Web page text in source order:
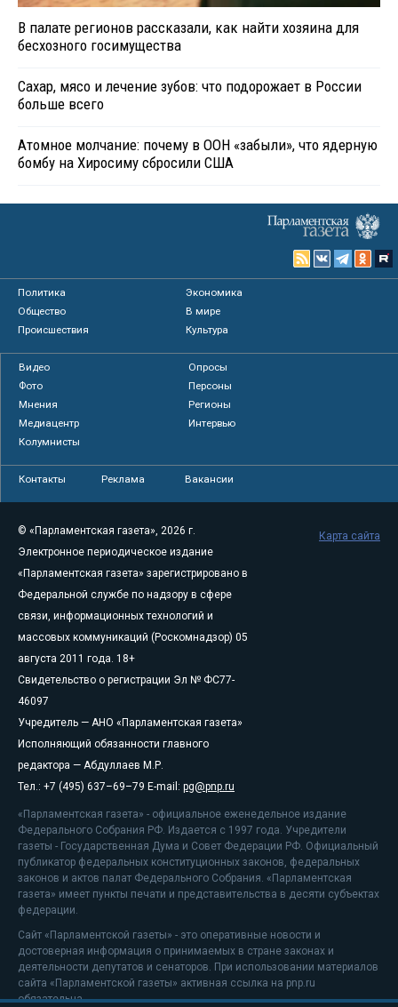
В палате регионов рассказали, как найти хозяина для
бесхозного госимущества
Сахар, мясо и лечение зубов: что подорожает в России
больше всего
Атомное молчание: почему в ООН «забыли», что ядерную
бомбу на Хиросиму сбросили США
Политика
Экономика
Общество
В мире
Происшествия
Культура
Видео
Опросы
Фото
Персоны
Мнения
Регионы
Медиацентр
Интервью
Колумнисты
Контакты Реклама Вакансии
© «Парламентская газета», 2026 г.
Электронное периодическое издание
«Парламентская газета» зарегистрировано в
Федеральной службе по надзору в сфере
связи, информационных технологий и
массовых коммуникаций (Роскомнадзор) 05
августа 2011 года. 18+
Свидетельство о регистрации Эл № ФС77-
46097
Учредитель — АНО «Парламентская газета»
Исполняющий обязанности главного
редактора — Абдуллаев М.Р.
Тел.: +7 (495) 637–69–79 E-mail: pg@pnp.ru
«Парламентская газета» - официальное еженедельное издание
Федерального Собрания РФ. Издается с 1997 года. Учредители
газеты - Государственная Дума и Совет Федерации РФ. Официальный
публикатор федеральных конституционных законов, федеральных
законов и актов палат Федерального Собрания. «Парламентская
газета» имеет пункты печати и представительства в десяти субъектах
федерации.
Сайт «Парламентской газеты» - это оперативные новости и
достоверная информация о принимаемых в стране законах и
деятельности депутатов и сенаторов. При использовании материалов
сайта «Парламентской газеты» активная ссылка на pnp.ru
обязательна.
Карта сайта